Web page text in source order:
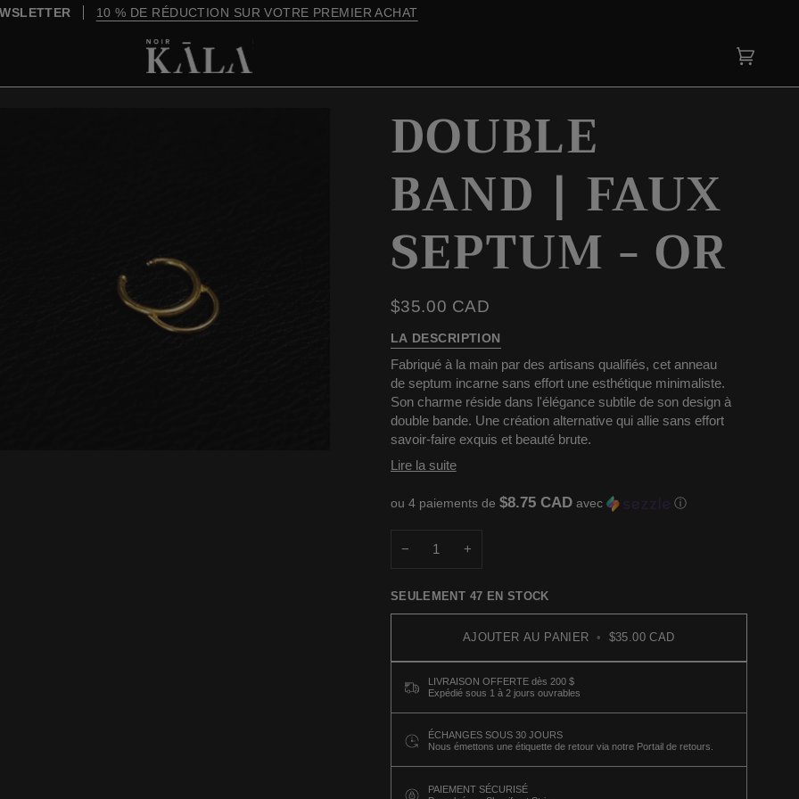
À PARTIR DE 200 $, LA LIVRAISON EST OFFERTE
Panier
DOUBLE
BAND | FAUX
SEPTUM - OR
$35.00 CAD
LA DESCRIPTION
Fabriqué à la main par des artisans qualifiés, cet anneau
de septum incarne sans effort une esthétique minimaliste.
Son charme réside dans l'élégance subtile de son design à
double bande. Une création alternative qui allie sans effort
savoir-faire exquis et beauté brute.
Lire la suite
ou 4 paiements de $8.75 CADavec ⓘ
− +
SEULEMENT 47 EN STOCK
AJOUTER AU PANIER • $35.00 CAD
LIVRAISON OFFERTE dès 200 $
Expédié sous 1 à 2 jours ouvrables
ÉCHANGES SOUS 30 JOURS
Nous émettons une étiquette de retour via notre Portail de retours.
PAIEMENT SÉCURISÉ